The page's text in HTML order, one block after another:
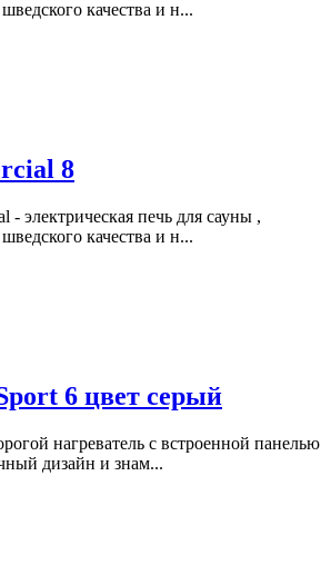
качества и н...
8
- электрическая печь для сауны ,
качества и н...
6 цвет серый
нагреватель с встроенной панелью
дизайн и знам...